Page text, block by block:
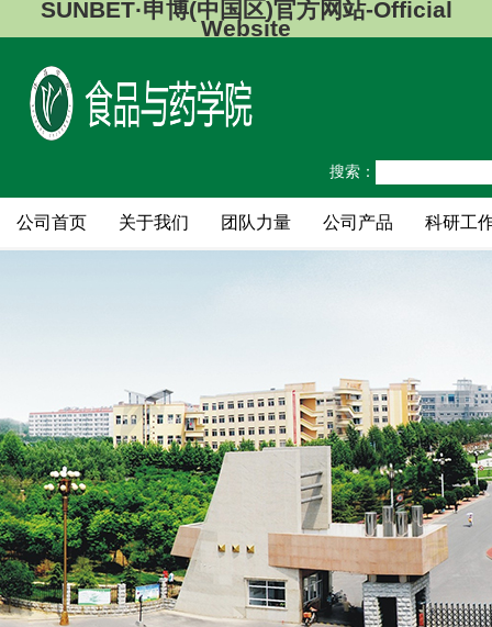
SUNBET·申博(中国区)官方网站-Official
Website
搜索：
公司首页 关于我们 团队力量 公司产品 科研工